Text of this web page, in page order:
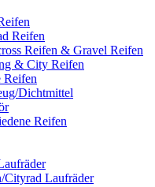
Reifen
Reifen & Gravel Reifen
& City Reifen
Reifen
Dichtmittel
Reifen
Cityrad Laufräder